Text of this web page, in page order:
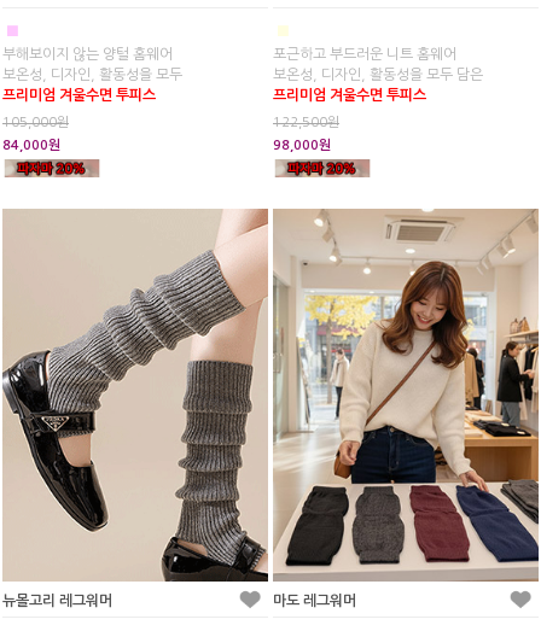
■
부해보이지 않는 양털 홈웨어
보온성, 디자인, 활동성을 모두
프리미엄 겨울수면 투피스
105,000원
84,000원
■
포근하고 부드러운 니트 홈웨어
보온성, 디자인, 활동성을 모두 담은
프리미엄 겨울수면 투피스
122,500원
98,000원
뉴몰고리 레그워머 마도 레그워머